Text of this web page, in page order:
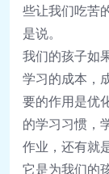
些让我们吃苦
是说。
我们的孩子如
学习的成本，
要的作用是优
的学习习惯 ，
作业 ， 还有就
它是为我们的